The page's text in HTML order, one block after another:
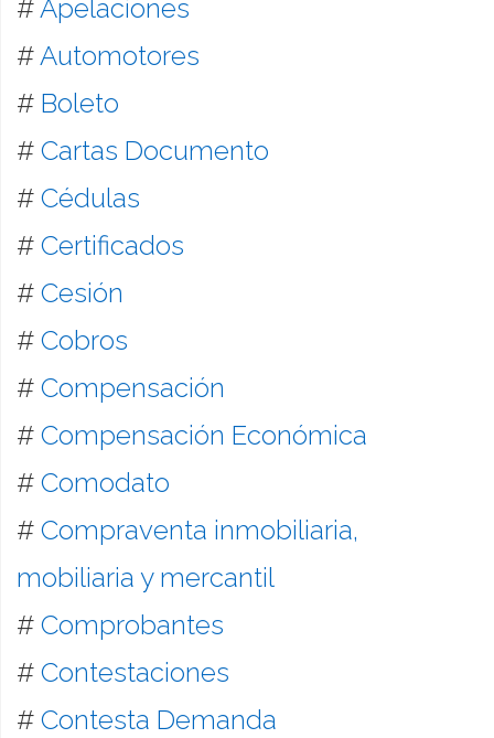
#Apelaciones
#Automotores
# Boleto
# Cartas Documento
# Cédulas
# Certificados
# Cesión
# Cobros
# Compensación
# Compensación Económica
# Comodato
# Compraventa inmobiliaria,
mobiliaria y mercantil
# Comprobantes
# Contestaciones
# Contesta Demanda